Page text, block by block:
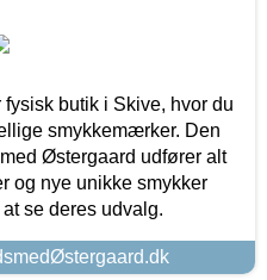
butik i Skive, hvor du
smykkemærker. Den
Østergaard udfører alt
og nye unikke smykker
se deres udvalg.